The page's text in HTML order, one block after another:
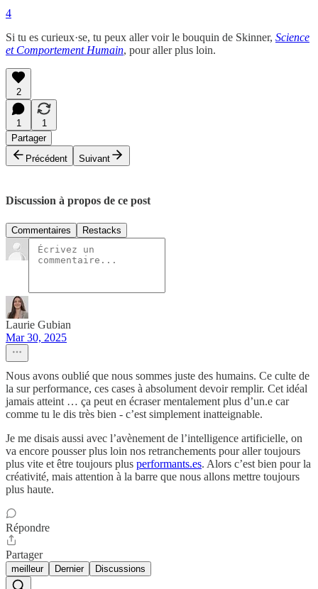
4
Si tu es curieux·se, tu peux aller voir le bouquin de Skinner, Science
et Comportement Humain, pour aller plus loin.
2
1
1
Partager
Précédent
Suivant
Discussion à propos de ce post
Commentaires Restacks
Laurie Gubian
Mar 30, 2025
Nous avons oublié que nous sommes juste des humains. Ce culte de
la sur performance, ces cases à absolument devoir remplir. Cet idéal
jamais atteint … ça peut en écraser mentalement plus d’un.e car
comme tu le dis très bien - c’est simplement inatteignable.
Je me disais aussi avec l’avènement de l’intelligence artificielle, on
va encore pousser plus loin nos retranchements pour aller toujours
plus vite et être toujours plus performants.es. Alors c’est bien pour la
créativité, mais attention à la barre que nous allons mettre toujours
plus haute.
Répondre
Partager
meilleur Dernier Discussions